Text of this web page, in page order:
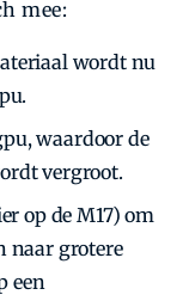
mee:
wordt nu
waardoor de
vergroot.
op de M17) om
naar grotere
een